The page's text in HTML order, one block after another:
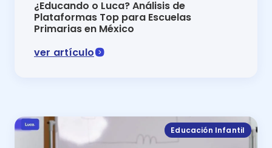
¿Educando o Luca? Análisis de
Plataformas Top para Escuelas
Primarias en México
ver artículo
Educación Infantil